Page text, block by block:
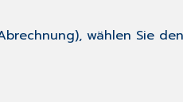
wählen Sie